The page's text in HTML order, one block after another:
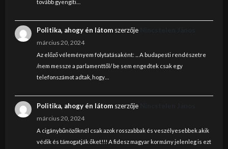
tovább gyengíti…
Politika, ahogy én látomszerzője
március 20, 2024
Az előző véleményem folytatásaként: ... A budapesti rendészetre
/nem messze a parlamenttől/ be sem engedtek csak egy
telefonszámot adtak, hogy…
Politika, ahogy én látomszerzője
március 20, 2024
A cigánybűnözőknél csak azok rosszabbak és veszélyesebbek akik
védik és támogatják őket!!! A fidesz magyar kormány jelenleg is ezt